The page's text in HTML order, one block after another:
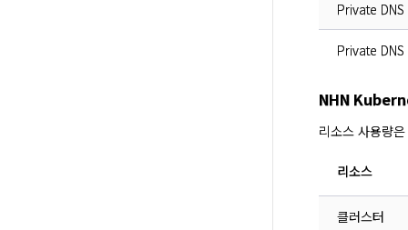
Private
Private
NHN
리소스 사용량
리소스
클러스터